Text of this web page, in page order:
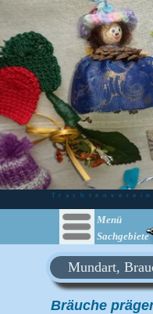
Trachtenverein
Menü
Sachgebiete
Mundart,
Bräuche